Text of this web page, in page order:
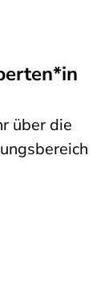
über die